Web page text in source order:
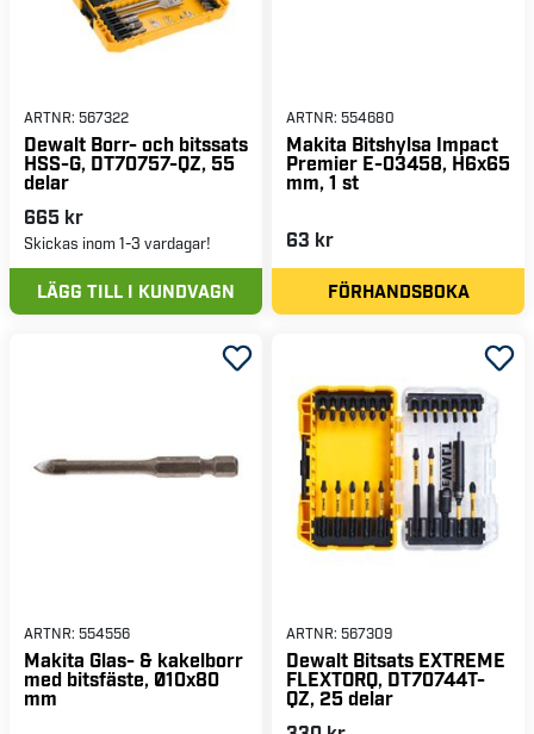
ARTNR: 567322
Dewalt Borr- och bitssats
HSS-G, DT70757-QZ, 55
delar
665 kr
Skickas inom 1-3 vardagar!
LÄGG TILL I KUNDVAGN
ARTNR: 554680
Makita Bitshylsa Impact
Premier E-03458, H6x65
mm, 1 st
63 kr
FÖRHANDSBOKA
ARTNR: 554556
Makita Glas- & kakelborr
med bitsfäste, Ø10x80
mm
ARTNR: 567309
Dewalt Bitsats EXTREME
FLEXTORQ, DT70744T-
QZ, 25 delar